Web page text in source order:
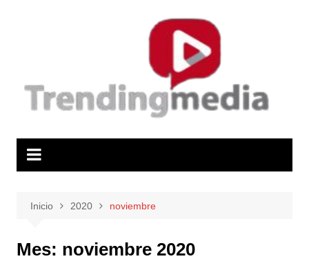
Inicio 2020 noviembre
Mes: noviembre 2020